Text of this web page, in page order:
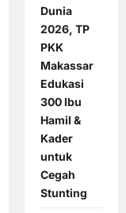
Dunia
2026, TP
PKK
Makassar
Edukasi
300 Ibu
Hamil &
Kader
untuk
Cegah
Stunting